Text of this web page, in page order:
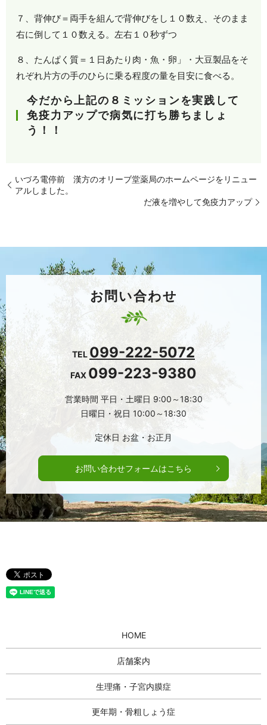
７、背伸び＝両手を組んで背伸びをし１０数え、そのまま
右に倒して１０数える。左右１０秒ずつ
８、たんぱく質＝１日あたり肉・魚・卵」・大豆製品をそ
れぞれ片方の手のひらに乗る程度の量を目安に食べる。
今だから上記の８ミッションを実践して
免疫力アップで病気に打ち勝ちましょ
う！！
いづろ電停前 漢方のオリーブ堂薬局のホームページをリニュー
アルしました。
だ液を増やして免疫力アップ
お問い合わせ
TEL 099-222-5072
FAX 099-223-9380
営業時間 平日・土曜日 9:00～18:30
日曜日・祝日 10:00～18:30
定休日 お盆・お正月
お問い合わせフォームはこちら
HOME
店舗案内
生理痛・子宮内膜症
更年期・骨粗しょう症